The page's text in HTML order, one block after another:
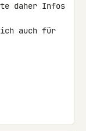
daher Infos
auch für